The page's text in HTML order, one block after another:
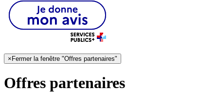
×Fermer la fenêtre "Offres partenaires"
Offres partenaires